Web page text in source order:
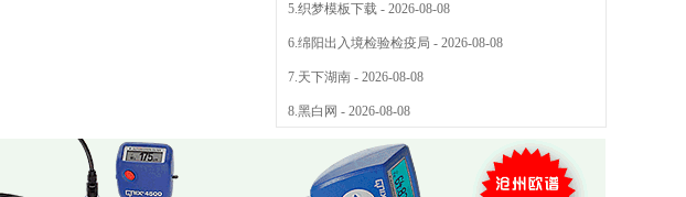
5.织梦模板下载 - 2026-08-08
6.绵阳出入境检验检疫局 - 2026-08-08
7.天下湖南 - 2026-08-08
8.黑白网 - 2026-08-08